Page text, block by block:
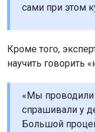
сами при этом
Кроме того,
научить говорить
«Мы проводили
спрашивали у
Большой